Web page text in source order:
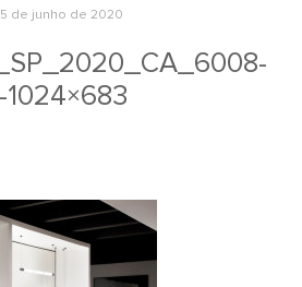
de junho de 2020
1024×683